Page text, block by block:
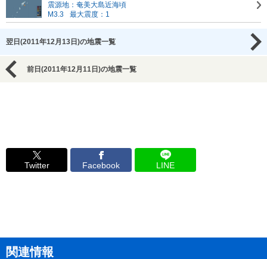
震源地：奄美大島近海頃
M3.3
最大震度：1
翌日(2011年12月13日)の地震一覧
前日(2011年12月11日)の地震一覧
Twitter Facebook LINE
関連情報